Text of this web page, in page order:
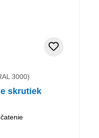
3000)
skrutiek